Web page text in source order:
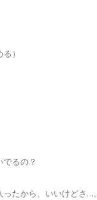
）
るの？
たから、いいけどさ…。